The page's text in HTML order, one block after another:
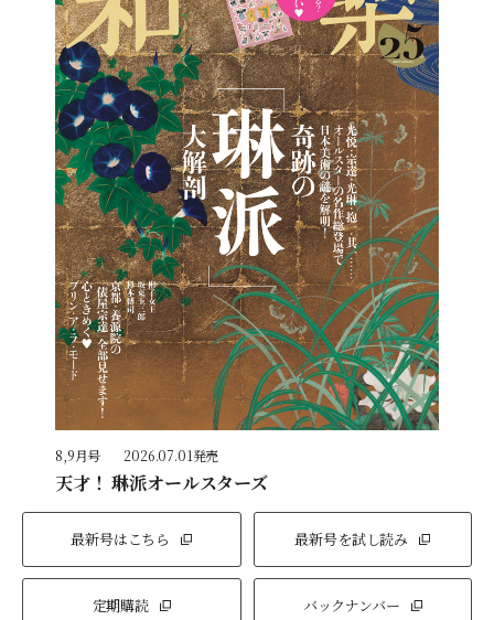
8,9月号 2026.07.01発売
天才！ 琳派オールスターズ
最新号はこちら 最新号を試し読み
定期購読 バックナンバー